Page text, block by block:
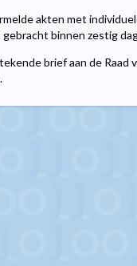
akten met
binnen zestig
brief aan de Raad